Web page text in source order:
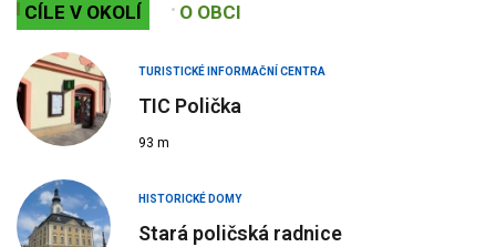
CÍLE V OKOLÍ O OBCI
TURISTICKÉ INFORMAČNÍ CENTRA
TIC Polička
93 m
HISTORICKÉ DOMY
Stará poličská radnice